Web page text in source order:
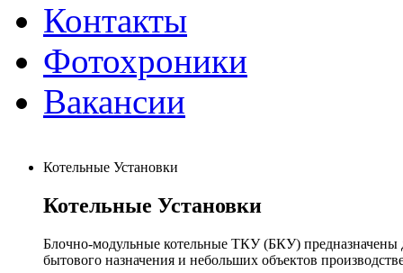
Контакты
Фотохроники
Вакансии
Котельные Установки
Котельные Установки
Блочно-модульные котельные ТКУ (БКУ) предназначены
бытового назначения и небольших объектов